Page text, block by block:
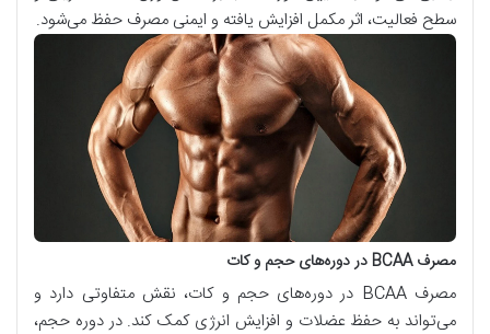
سطح فعالیت، اثر مکمل افزایش یافته و ایمنی مصرف حفظ می‌شود.
مصرفBCAAدر دوره‌های حجم و کات
مصرفBCAA در دوره‌های حجم و کات، نقش متفاوتی دارد و
می‌تواند به حفظ عضلات و افزایش انرژی کمک کند. در دوره حجم،